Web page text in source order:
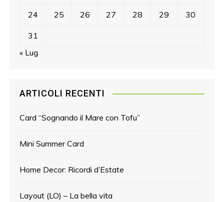
24 25 26 27 28 29 30
31
« Lug
ARTICOLI RECENTI
Card “Sognando il Mare con Tofu”
Mini Summer Card
Home Decor: Ricordi d’Estate
Layout (LO) – La bella vita